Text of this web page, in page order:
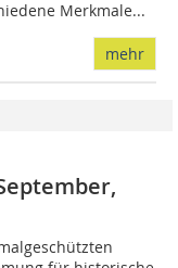
Merkmale...
mehr